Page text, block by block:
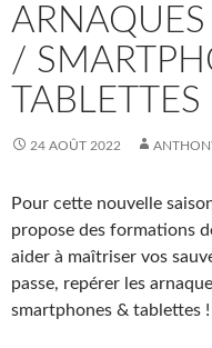
/
TABLETTES
24 AOÛT 2022
Pour cette nouvelle
propose des formations
aider à maîtriser vos
passe, repérer les
smartphones & tablettes !